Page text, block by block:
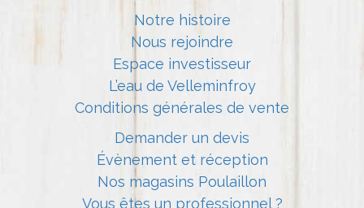
Notre histoire
Nous rejoindre
Espace investisseur
L’eau de Velleminfroy
Conditions générales de vente
Demander un devis
Évènement et réception
Nos magasins Poulaillon
Vous êtes un professionnel ?